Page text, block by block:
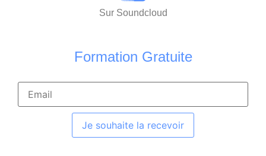
Sur Soundcloud
Formation Gratuite
Je souhaite la recevoir